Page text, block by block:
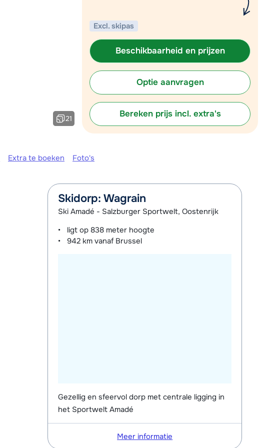
Morgen om 10:00 uur weer beschikbaar:
Chat met wintersportspecialist
Bel ons via 03 3037838
21
Excl. skipas
Beschikbaarheid en prijzen
Optie aanvragen
Bereken prijs incl. extra's
Extra te boeken Foto's
Skidorp: Wagrain
Ski Amadé - Salzburger Sportwelt, Oostenrijk
ligt op 838 meter hoogte
942 km vanaf Brussel
Gezellig en sfeervol dorp met centrale ligging in
het Sportwelt Amadé
Meer informatie